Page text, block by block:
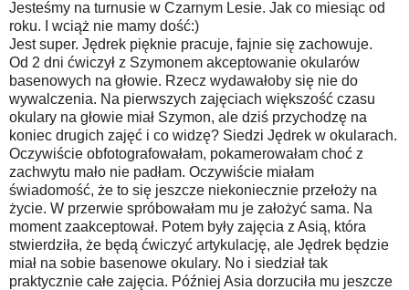
Jesteśmy na turnusie w Czarnym Lesie. Jak co miesiąc od
roku. I wciąż nie mamy dość:)
Jest super. Jędrek pięknie pracuje, fajnie się zachowuje.
Od 2 dni ćwiczył z Szymonem akceptowanie okularów
basenowych na głowie. Rzecz wydawałoby się nie do
wywalczenia. Na pierwszych zajęciach większość czasu
okulary na głowie miał Szymon, ale dziś przychodzę na
koniec drugich zajęć i co widzę? Siedzi Jędrek w okularach.
Oczywiście obfotografowałam, pokamerowałam choć z
zachwytu mało nie padłam. Oczywiście miałam
świadomość, że to się jeszcze niekoniecznie przełoży na
życie. W przerwie spróbowałam mu je założyć sama. Na
moment zaakceptował. Potem były zajęcia z Asią, która
stwierdziła, że będą ćwiczyć artykulację, ale Jędrek będzie
miał na sobie basenowe okulary. No i siedział tak
praktycznie całe zajęcia. Później Asia dorzuciła mu jeszcze